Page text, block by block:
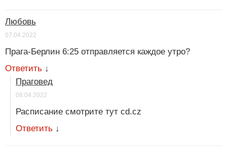
Любовь
07.04.2022
Прага-Берлин 6:25 отправляется каждое утро?
Ответить ↓
Праговед
08.04.2022
Расписание смотрите тут cd.cz
Ответить ↓